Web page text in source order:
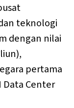
teknologi
dengan nilai
pertama
Data Center